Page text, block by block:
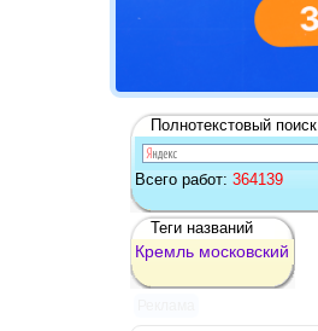
Полнотекстовый поиск
Всего работ: 364139
Теги названий
Кремль московский